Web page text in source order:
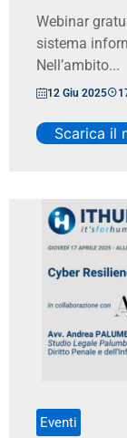
Webinar
sistema
Nell’ambito...
12 Giu 2025
Scarica il
Eventi